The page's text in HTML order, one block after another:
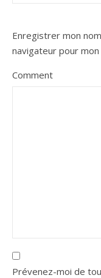
Enregistrer mon
navigateur pour
Comment
Prévenez-moi de